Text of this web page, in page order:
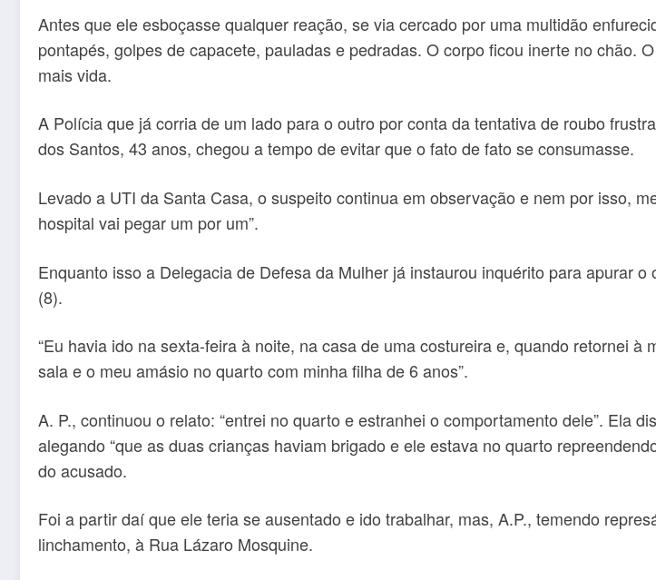
Antes que ele esboçasse qualquer reação, se via cercado por uma multidão
pontapés, golpes de capacete, pauladas e pedradas. O corpo ficou inerte no chão.
mais vida.
A Polícia que já corria de um lado para o outro por conta da tentativa de roubo
dos Santos, 43 anos, chegou a tempo de evitar que o fato de fato se consumasse.
Levado a UTI da Santa Casa, o suspeito continua em observação e nem por isso,
hospital vai pegar um por um”.
Enquanto isso a Delegacia de Defesa da Mulher já instaurou inquérito para apurar
(8).
“Eu havia ido na sexta-feira à noite, na casa de uma costureira e, quando retornei
sala e o meu amásio no quarto com minha filha de 6 anos”.
A. P., continuou o relato: “entrei no quarto e estranhei o comportamento dele”. Ela
alegando “que as duas crianças haviam brigado e ele estava no quarto
do acusado.
Foi a partir daí que ele teria se ausentado e ido trabalhar, mas, A.P., temendo
linchamento, à Rua Lázaro Mosquine.